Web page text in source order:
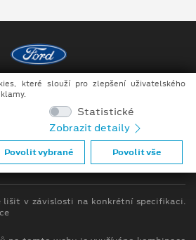
Raeder & Falge s.r.o.
podmínky
údajů konečných zákazníků
v závislosti na konkrétní specifikaci.
které slouží pro zlepšení uživatelského
Statistické
Zobrazit detaily
Povolit vybrané Povolit vše